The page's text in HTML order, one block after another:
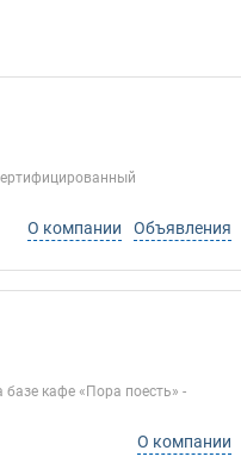
О компании Объявления
кафе «Пора поесть» -
О компании